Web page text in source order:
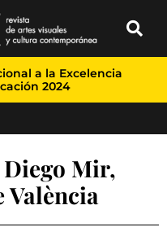
a la Excelencia
2024
Diego Mir,
València